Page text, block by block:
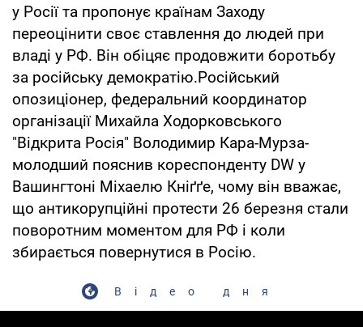
у Росії та пропонує країнам Заходу
переоцінити своє ставлення до людей при
владі у РФ. Він обіцяє продовжити боротьбу
за російську демократію.Російський
опозиціонер, федеральний координатор
організації Михайла Ходорковського
"Відкрита Росія" Володимир Кара-Мурза-
молодший пояснив кореспонденту DW у
Вашингтоні Міхаелю Кніґґе, чому він вважає,
що антикорупційні протести 26 березня стали
поворотним моментом для РФ і коли
збирається повернутися в Росію.
Відео дня